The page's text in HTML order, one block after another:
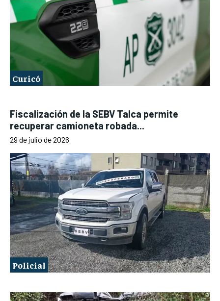
Curicó
Fiscalización de la SEBV Talca permite
recuperar camioneta robada...
29 de julio de 2026
Policial